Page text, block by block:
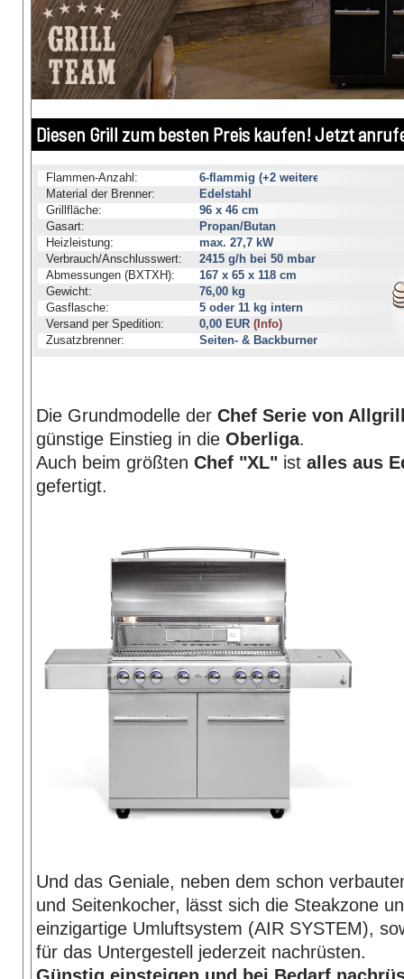
Diesen Grill zum besten Preis kaufen! Jetzt
Flammen-Anzahl:
6-flammig (+2 weitere)
Material der Brenner:
Edelstahl
Grillfläche:
96 x 46 cm
Gasart:
Propan/Butan
Heizleistung:
max. 27,7 kW
Verbrauch/Anschlusswert:
2415 g/h bei 50 mbar
Abmessungen (BXTXH):
167 x 65 x 118 cm
Gewicht:
76,00 kg
Gasflasche:
5 oder 11 kg intern
Versand per Spedition:
0,00 EUR (Info)
Zusatzbrenner:
Seiten- & Backburner
Die Grundmodelle der Chef Serie von
günstige Einstieg in die Oberliga.
Auch beim größten Chef "XL" ist alles aus
gefertigt.
Und das Geniale, neben dem schon
und Seitenkocher, lässt sich die Steakzone
einzigartige Umluftsystem (AIR SYSTEM),
für das Untergestell jederzeit nachrüsten.